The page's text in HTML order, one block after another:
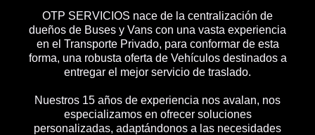
OTP SERVICIOS nace de la centralización de
dueños de Buses y Vans con una vasta experiencia
en el Transporte Privado, para conformar de esta
forma, una robusta oferta de Vehículos destinados a
entregar el mejor servicio de traslado.
Nuestros 15 años de experiencia nos avalan, nos
especializamos en ofrecer soluciones
personalizadas, adaptándonos a las necesidades